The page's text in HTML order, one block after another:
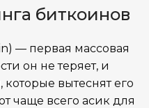
биткоинов
— первая массовая
он не теряет, и
вытеснят его
чаще всего асик для